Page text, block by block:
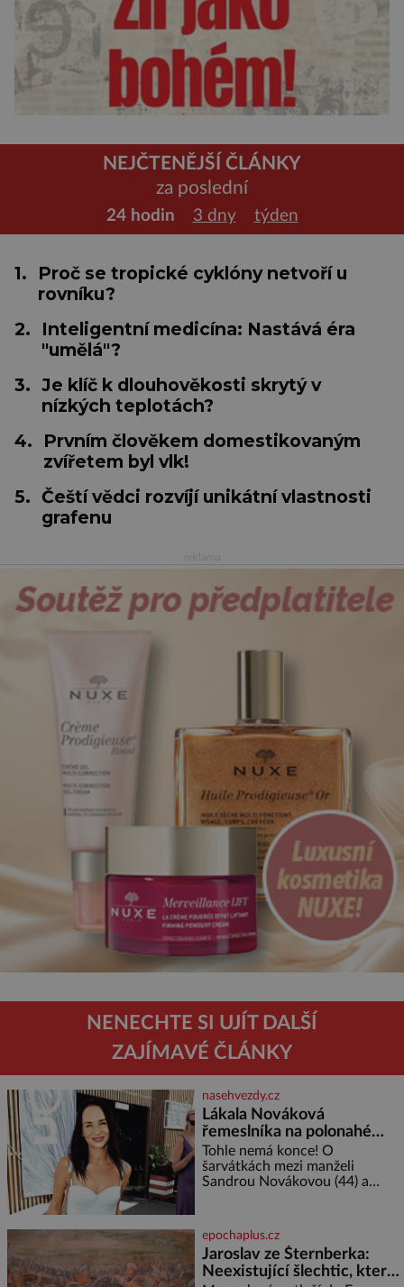
NEJČTENĚJŠÍ ČLÁNKY
za poslední
24 hodin 3 dny týden
1.
Proč se tropické cyklóny netvoří u
rovníku?
2.
Inteligentní medicína: Nastává éra
"umělá"?
3. Je klíč k dlouhověkosti skrytý v
nízkých teplotách?
4.
Prvním člověkem domestikovaným
zvířetem byl vlk!
5. Čeští vědci rozvíjí unikátní vlastnosti
grafenu
NENECHTE SI UJÍT DALŠÍ
ZAJÍMAVÉ ČLÁNKY
nasehvezdy.cz
Lákala Nováková
řemeslníka na polonahé
tělo!
Tohle nemá konce! O
šarvátkách mezi manželi
Sandrou Novákovou (44) a
by doufal, že horká zem u
herečky ze seriálu Ulice a
režiséra vychladne,
epochaplus.cz
Jaroslav ze Šternberka:
Neexistující šlechtic, který